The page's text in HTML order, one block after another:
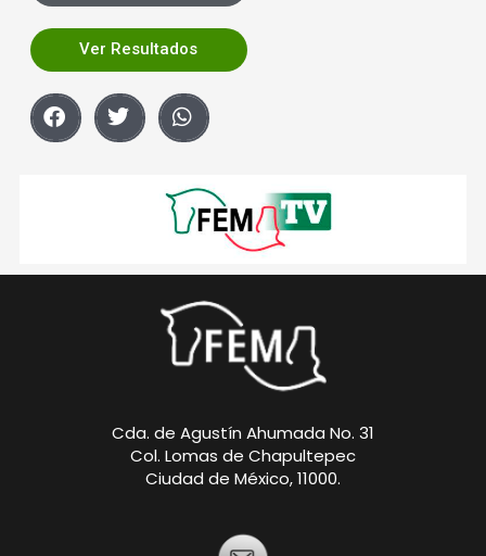
Ver Resultados
Cda. de Agustín Ahumada No. 31
Col. Lomas de Chapultepec
Ciudad de México, 11000.